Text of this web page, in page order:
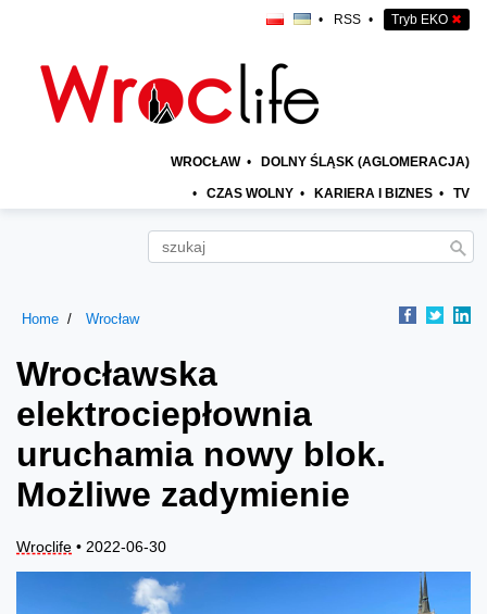
• RSS • Tryb EKO ✖
WROCŁAW • DOLNY ŚLĄSK (AGLOMERACJA)
• CZAS WOLNY • KARIERA I BIZNES • TV
Home Wrocław
Wrocławska
elektrociepłownia
uruchamia nowy blok.
Możliwe zadymienie
Wroclife • 2022-06-30